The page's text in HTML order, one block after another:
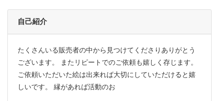
自己紹介
たくさんいる販売者の中から見つけてくださりありがとう
ございます。 またリピートでのご依頼も嬉しく存じます。
ご依頼いただいた絵は出来れば大切にしていただけると嬉
しいです。 縁があれば活動のお